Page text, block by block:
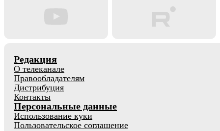
Редакция
О телеканале
Правообладателям
Дистрибуция
Контакты
Персональные данные
Использование куки
Пользовательское соглашение